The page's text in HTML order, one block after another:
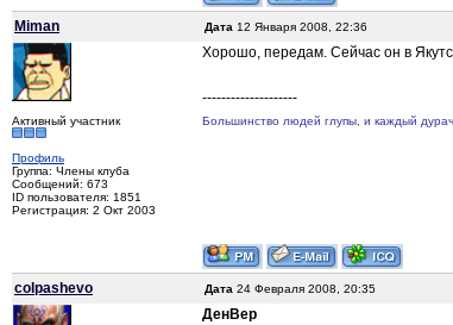
Miman
Дата 12 Января 2008, 22:36
Активный участник
Профиль
Группа: Члены клуба
Сообщений: 673
ID пользователя: 1851
Регистрация: 2 Окт 2003
Хорошо, передам. Сейчас он в
--------------------
Большинство людей глупы, и каждый
colpashevo
Дата 24 Февраля 2008, 20:35
ДенВер